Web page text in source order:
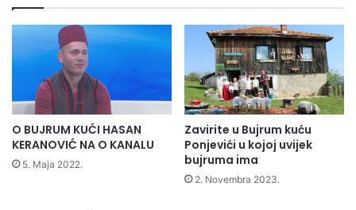
O BUJRUM KUĆI HASAN
KERANOVIĆ NA O KANALU
5. Maja 2022.
Zavirite u Bujrum kuću
Ponjevići u kojoj uvijek
bujruma ima
2. Novembra 2023.